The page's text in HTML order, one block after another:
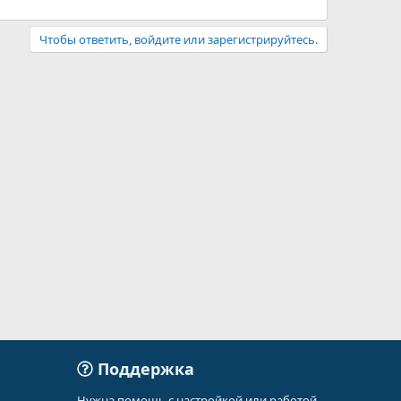
Чтобы ответить, войдите или зарегистрируйтесь.
Поддержка